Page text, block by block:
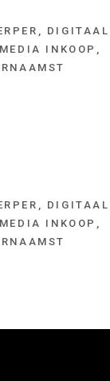
DIGITAAL
MEDIA INKOOP
DIGITAAL
MEDIA INKOOP